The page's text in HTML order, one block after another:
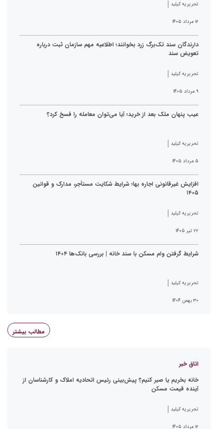
تحریریه کیلید
۱۲ مرداد ۱۴۰۵
دارندگان سند تک‌برگ زرد بخوانند؛ اطلاعیه مهم سازمان ثبت درباره
تعویض سند
تحریریه کیلید
۹ مرداد ۱۴۰۵
عیب پنهان ملک بعد از خرید؛ آیا می‌توان معامله را فسخ کرد؟
تحریریه کیلید
۵ مرداد ۱۴۰۵
افزایش غیرقانونی اجاره بها؛ شرایط شکایت مستأجر، مدارک و قوانین
۱۴۰۵
تحریریه کیلید
۲۲ تیر ۱۴۰۵
شرایط گرفتن وام مسکن با سند خانه | بررسی بانک‌ها ۱۴۰۴
تحریریه کیلید
۳۰ بهمن ۱۴۰۴
مطالب بیشتر
اتاق خبر
خانه بخریم یا صبر کنیم؟ پیش‌بینی رئیس اتحادیه املاک و کارشناسان از
آینده قیمت مسکن
تحریریه کیلید
۱۲ مرداد ۱۴۰۵